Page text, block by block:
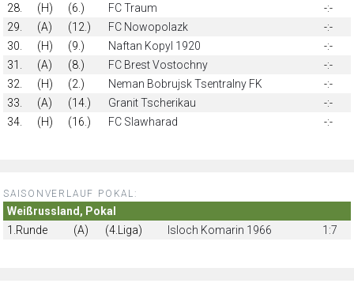
28.
(H) (6.) FC Traum
-:-
29.
(A) (12.) FC Nowopolazk
-:-
30.
(H) (9.) Naftan Kopyl 1920
-:-
31.
(A) (8.) FC Brest Vostochny
-:-
32.
(H) (2.) Neman Bobrujsk Tsentralny FK
-:-
33.
(A) (14.) Granit Tscherikau
-:-
34.
(H) (16.) FC Slawharad -:-
SAISONVERLAUF POKAL:
Weißrussland, Pokal
1.Runde
(A) (4.Liga) Isloch Komarin 1966 1:7